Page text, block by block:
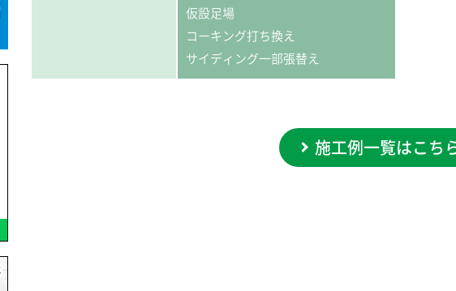
仮設足場
コーキング打ち換え
サイディング一部張替え
施工例一覧はこち